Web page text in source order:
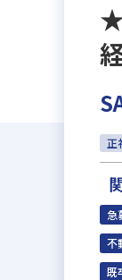
★
正
急
不
既